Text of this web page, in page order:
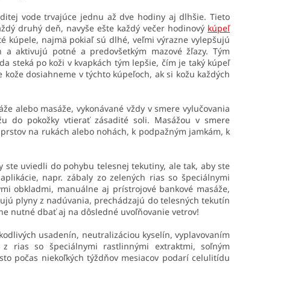
vode trvajúce jednu až dve hodiny aj dlhšie. Tieto
druhý deň, navyše ešte každý večer hodinový kúpeľ
kúpele, najmä pokiaľ sú dlhé, veľmi výrazne vylepšujú
aktivujú potné a predovšetkým mazové žľazy. Tým
steká po koži v kvapkách tým lepšie, čím je taký kúpeľ
dosiahneme v týchto kúpeľoch, ak si kožu každých
alebo masáže, vykonávané vždy v smere vylučovania
do pokožky vtierať zásadité soli. Masážou v smere
na rukách alebo nohách, k podpažným jamkám, k
uviedli do pohybu telesnej tekutiny, ale tak, aby ste
napr. zábaly zo zelených rias so špeciálnymi
obkladmi, manuálne aj prístrojové bankové masáže,
plyny z nadúvania, prechádzajú do telesných tekutín
nutné dbať aj na dôsledné uvoľňovanie vetrov!
usadenín, neutralizáciou kyselín, vyplavovaním
rias so špeciálnymi rastlinnými extraktmi, soľným
počas niekoľkých týždňov mesiacov podarí celulitídu